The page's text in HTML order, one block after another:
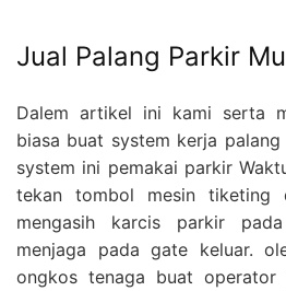
Jual Palang Parkir
Dalem artikel ini kami serta
biasa buat system kerja
system ini pemakai parkir
tekan tombol mesin tiketing
mengasih karcis parkir
menjaga pada gate keluar.
ongkos tenaga buat operator